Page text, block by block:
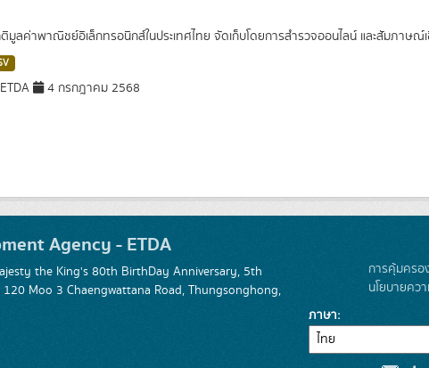
มูลค่าพาณิชย์อิเล็กทรอนิกส์ในประเทศไทย จัดเก็บโดยการสำรวจออนไลน์ และสัมภาษ
4 กรกฎาคม 2568
Agency - ETDA
the King's 80th BirthDay Anniversary, 5th
Moo 3 Chaengwattana Road, Thungsonghong,
การคุ้มครอ
นโยบายคว
ภาษา